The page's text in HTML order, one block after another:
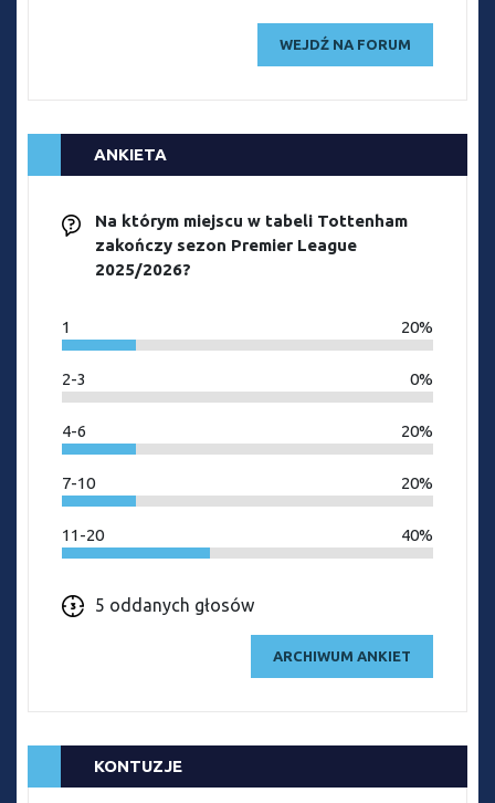
WEJDŹ NA FORUM
ANKIETA
Na którym miejscu w tabeli Tottenham
zakończy sezon Premier League
2025/2026?
1 20%
2-3 0%
4-6 20%
7-10 20%
11-20 40%
5 oddanych głosów
ARCHIWUM ANKIET
KONTUZJE